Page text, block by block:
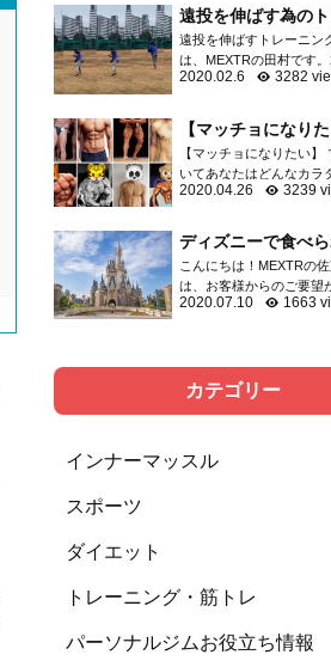
グ」運動指導者の中でも
遠投を伸ばす為の
グ
遠投を伸ばすトレーニング こんに
は、MEXTRの田村です。
ロ野球はキャンプインし
今年も始まったなと感じ
ですが、野球の...
2020.02.6 3282
【マッチョになり
からでも遅くない
なる方法
【マッチョになりたい】
いてあなたはどんなカラ
すか？ 細マッチョ？マッ
ようなゴリマッチョを想
う。 そしてトレ...
2020.04.26 3239
ディズニーで食べ
エット飯をご紹介
こんにちは！MEXTRの佐藤
は、お客様からのご要望
ので、ディズニーで食べ
がディズニーでのダ...
2020.07.10 1663
カテゴリー
インナーマッスル
スポーツ
ダイエット
トレーニング・筋トレ
パーソナルジムお役立ち情報